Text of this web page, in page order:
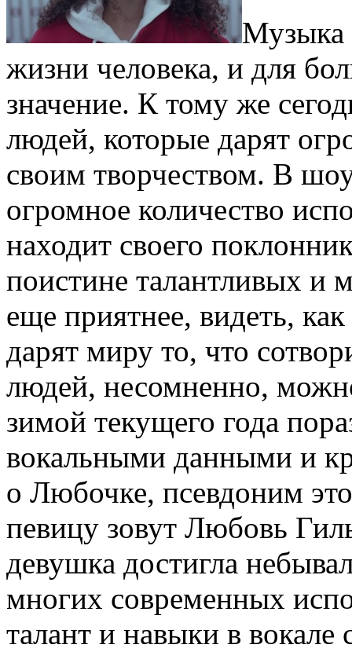
Музыка
жизни человека, и для
значение. К тому же
людей, которые дарят
своим творчеством. В
огромное количество
находит своего
поистине талантливых и
еще приятнее, видеть,
дарят миру то, что
людей, несомненно,
зимой текущего года
вокальными данными и
о Любочке, псевдоним
певицу зовут Любовь
девушка достигла
многих современных
талант и навыки в